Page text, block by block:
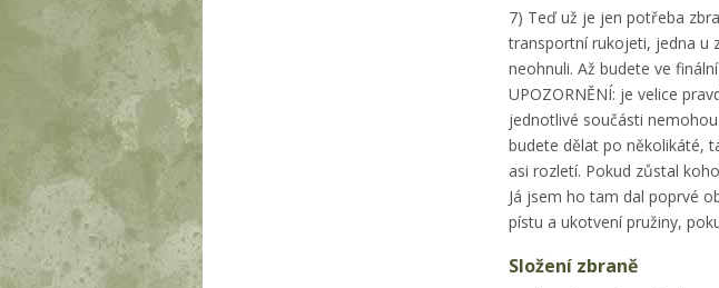
7) Teď už je jen potřeba
transportní rukojeti, jedna u
neohnuli. Až budete ve
UPOZORNĚNÍ: je velice
jednotlivé součásti
budete dělat po několikáté,
asi rozletí. Pokud zůstal
Já jsem ho tam dal poprvé
pístu a ukotvení pružiny,
Složení zbraně